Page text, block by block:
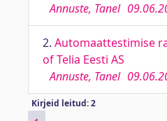
Annuste, Tanel
2. Automaattestimise
of Telia Eesti AS
Annuste, Tanel
Kirjeid leitud: 2